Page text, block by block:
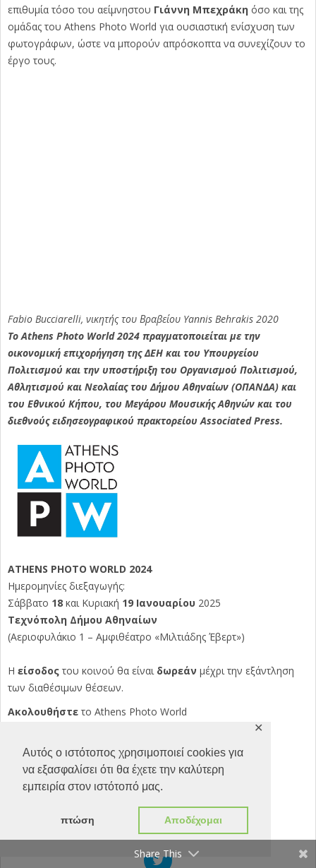
Αυτός ο ιστότοπος χρησιμοποιεί cookies για
να εξασφαλίσει ότι θα έχετε την καλύτερη
εμπειρία στον ιστότοπό μας.
πτώση Αποδέχομαι
✕
επιθυμία τόσο του αείμνηστου Γιάννη Μπεχράκη όσο και της
ομάδας του Athens Photo World για ουσιαστική ενίσχυση των
φωτογράφων, ώστε να μπορούν απρόσκοπτα να συνεχίζουν το
έργο τους.
Fabio Bucciarelli, νικητής του Βραβείου Yannis Behrakis 2020
Το Athens Photo World 2024 πραγματοποιείται με την
οικονομική επιχορήγηση της ΔΕΗ και του Υπουργείου
Πολιτισμού και την υποστήριξη του Οργανισμού Πολιτισμού,
Αθλητισμού και Νεολαίας του Δήμου Αθηναίων (ΟΠΑΝΔΑ) και
του Εθνικού Κήπου, του Μεγάρου Μουσικής Αθηνών και του
διεθνούς ειδησεογραφικού πρακτορείου Associated Press.
ATHENS PHOTO WORLD 2024
Ημερομηνίες διεξαγωγής:
Σάββατο 18 και Κυριακή 19 Ιανουαρίου 2025
Τεχνόπολη Δήμου Αθηναίων
(Αεριοφυλάκιο 1 – Αμφιθέατρο «Μιλτιάδης Έβερτ»)
Η είσοδος του κοινού θα είναι δωρεάν μέχρι την εξάντληση
των διαθέσιμων θέσεων.
Ακολουθήστε το Athens Photo World
facebook
instagram youtube
Shares
Facebook
Share This